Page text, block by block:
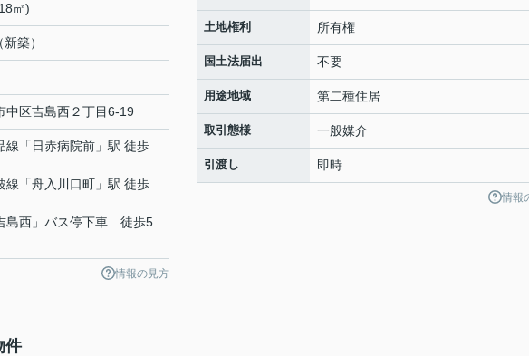
㎡)
築）
中区吉島西２丁目6-19
線 「 日赤病院前 」駅 徒歩
線 「舟入川口町 」駅 徒歩
島西」バス停下車 徒歩5
情報の見方
土地権利 所有権
国土法届出 不要
用途地域 第二種住居
取引態様 一般媒介
引渡し 即時
情報
件